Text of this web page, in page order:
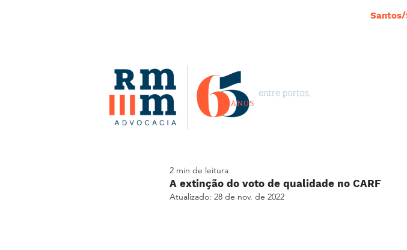
Santos/
A extinção do voto de qualidade no CARF
2 min de leitura
Atualizado: 28 de nov. de 2022